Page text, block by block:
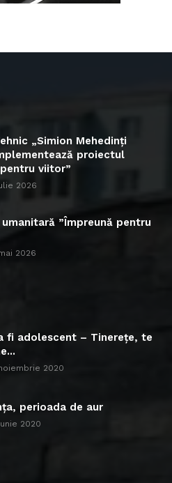
„Simion Mehedinți
proiectul
viitor”
2026
umanitară ”Împreună pentru
2026
fi adolescent – Tinerețe, te
2020
perioada de aur
2020